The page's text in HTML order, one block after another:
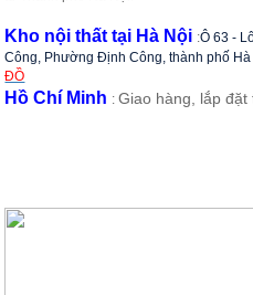
Kho nội thất tại Hà Nội :Ô 63 -
Công, Phường Định Công, thành phố Hà
ĐỒ
Hồ Chí Minh :Giao hàng, lắp đặt